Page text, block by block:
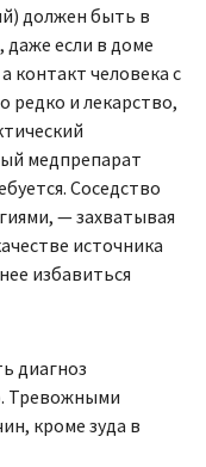
должен быть в
если в доме
контакт человека с
и лекарство,
медпрепарат
Соседство
— захватывая
источника
избавиться
диагноз
Тревожными
кроме зуда в